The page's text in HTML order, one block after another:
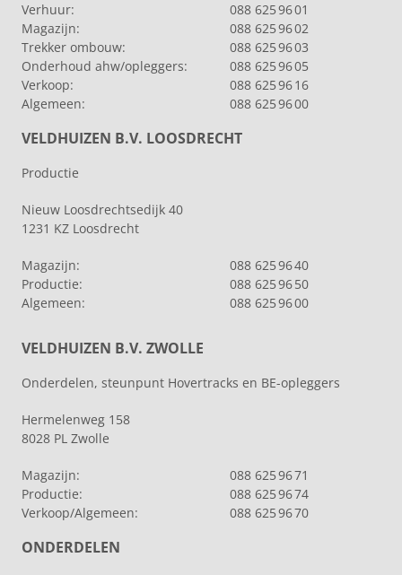
Verhuur:
088 625 96 01
Magazijn:
088 625 96 02
Trekker ombouw:
088 625 96 03
Onderhoud ahw/opleggers:
088 625 96 05
Verkoop:
088 625 96 16
Algemeen:
088 625 96 00
VELDHUIZEN B.V. LOOSDRECHT
Productie
Nieuw Loosdrechtsedijk 40
1231 KZ Loosdrecht
Magazijn:
088 625 96 40
Productie:
088 625 96 50
Algemeen:
088 625 96 00
VELDHUIZEN B.V. ZWOLLE
Onderdelen, steunpunt Hovertracks en BE-opleggers
Hermelenweg 158
8028 PL Zwolle
Magazijn:
088 625 96 71
Productie:
088 625 96 74
Verkoop/Algemeen:
088 625 96 70
ONDERDELEN